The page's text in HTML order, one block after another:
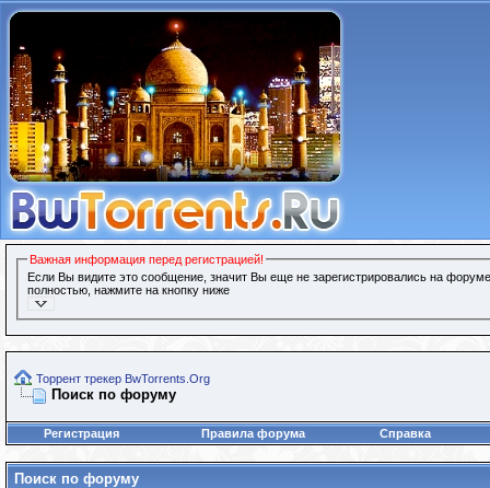
Важная информация перед регистрацией!
Если Вы видите это сообщение, значит Вы еще не зарегистрировались на
полностью, нажмите на кнопку ниже
Торрент трекер BwTorrents.Org
Поиск по форуму
Регистрация Правила форума Справка
Поиск по форуму